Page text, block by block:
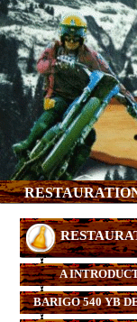
A
BARIGO 540 YB